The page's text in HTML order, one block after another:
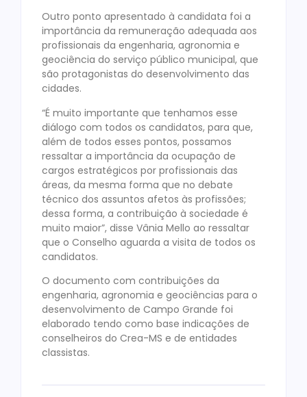
Outro ponto apresentado à candidata foi a
importância da remuneração adequada aos
profissionais da engenharia, agronomia e
geociência do serviço público municipal, que
são protagonistas do desenvolvimento das
cidades.
“É muito importante que tenhamos esse
diálogo com todos os candidatos, para que,
além de todos esses pontos, possamos
ressaltar a importância da ocupação de
cargos estratégicos por profissionais das
áreas, da mesma forma que no debate
técnico dos assuntos afetos às profissões;
dessa forma, a contribuição à sociedade é
muito maior”, disse Vânia Mello ao ressaltar
que o Conselho aguarda a visita de todos os
candidatos.
O documento com contribuições da
engenharia, agronomia e geociências para o
desenvolvimento de Campo Grande foi
elaborado tendo como base indicações de
conselheiros do Crea-MS e de entidades
classistas.